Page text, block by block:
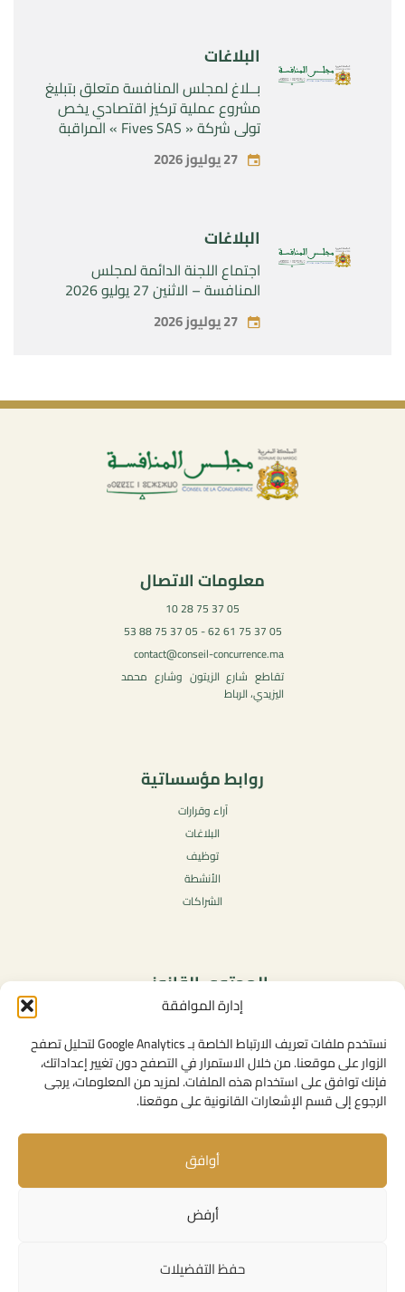
إدارة الموافقة
نستخدم ملفات تعريف الارتباط الخاصة بـ Google Analytics لتحليل تصفح
الزوار على موقعنا. من خلال الاستمرار في التصفح دون تغيير إعداداتك،
فإنك توافق على استخدام هذه الملفات. لمزيد من المعلومات، يرجى
الرجوع إلى قسم الإشعارات القانونية على موقعنا.
أوافق
أرفض
حفظ التفضيلات
البلاغات
بــلاغ لمجلس المنافسة متعلق بتبليغ
مشروع عملية تركيز اقتصادي يخص
تولي شركة « Fives SAS » المراقبة
SAS »27 يوليوز 2026
البلاغات
اجتماع اللجنة الدائمة لمجلس
المنافسة – الاثنين 27 يوليو 2026
27 يوليوز 2026
معلومات الاتصال
05 37 75 28 10
05 37 75 61 62 - 05 37 75 88 53
contact@conseil-concurrence.ma
تقاطع شارع الزيتون وشارع محمد
اليزيدي، الرباط
روابط مؤسساتية
آراء وقرارات
البلاغات
توظيف
الأنشطة
الشراكات
المحتوى القانوني
سياسة الخصوصية
شروط الاستخدام العامة
الإشعارات القانونية
سياسة ملفات تعريف الارتباط (الكوكيز)
روابط مفيدة
الإتصال بنا
المهام